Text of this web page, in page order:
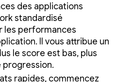
des applications
standardisé
les performances
Il vous attribue un
le score est bas, plus
progression.
rapides, commencez